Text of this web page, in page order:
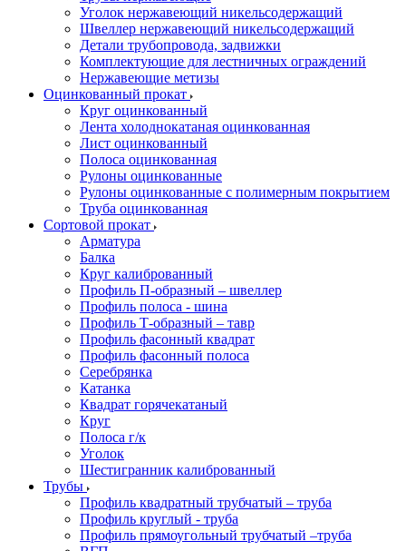
Уголок нержавеющий никельсодержащий
Швеллер нержавеющий никельсодержащий
Детали трубопровода, задвижки
Комплектующие для лестничных ограждений
Нержавеющие метизы
Оцинкованный прокат
Круг оцинкованный
Лента холоднокатаная оцинкованная
Лист оцинкованный
Полоса оцинкованная
Рулоны оцинкованные
Рулоны оцинкованные с полимерным покрытием
Труба оцинкованная
Сортовой прокат
Арматура
Балка
Круг калиброванный
Профиль П-образный – швеллер
Профиль полоса - шина
Профиль Т-образный – тавр
Профиль фасонный квадрат
Профиль фасонный полоса
Серебрянка
Катанка
Квадрат горячекатаный
Круг
Полоса г/к
Уголок
Шестигранник калиброванный
Трубы
Профиль квадратный трубчатый – труба
Профиль круглый - труба
Профиль прямоугольный трубчатый –труба